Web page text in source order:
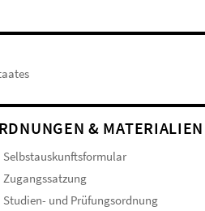
& MATERIALIEN
Selbstauskunftsformular
Zugangssatzung
Studien- und Prüfungsordnung